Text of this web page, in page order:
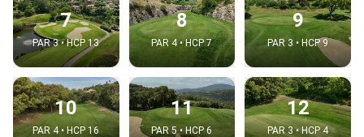
7
PAR 3 • HCP 13
8
PAR 4 • HCP 7
9
PAR 3 • HCP 9
10
PAR 4 • HCP 16
11
PAR 5 • HCP 6
12
PAR 3 • HCP 4